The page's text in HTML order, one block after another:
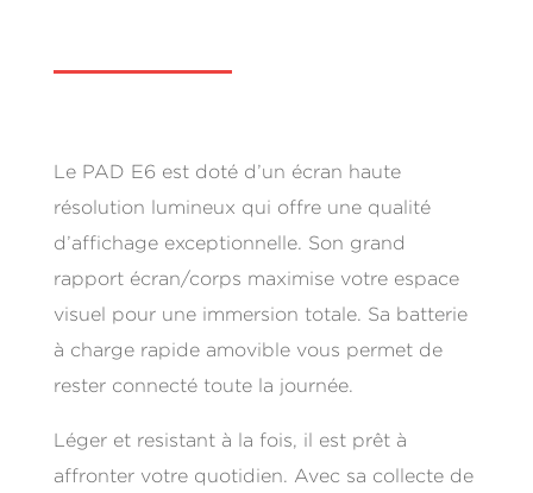
Le PAD E6 est doté d’un écran haute
résolution lumineux qui offre une qualité
d’affichage exceptionnelle. Son grand
rapport écran/corps maximise votre espace
visuel pour une immersion totale. Sa batterie
à charge rapide amovible vous permet de
rester connecté toute la journée.
Léger et resistant à la fois, il est prêt à
affronter votre quotidien. Avec sa collecte de